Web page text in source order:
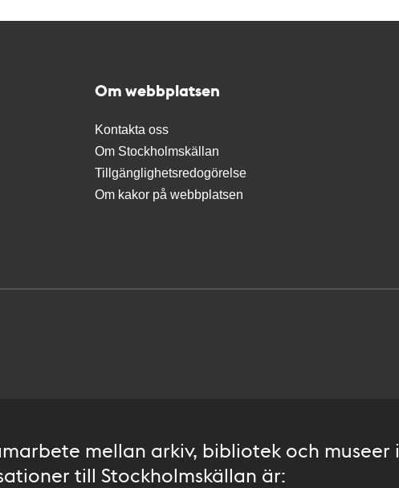
Om webbplatsen
Kontakta oss
Om Stockholmskällan
Tillgänglighetsredogörelse
Om kakor på webbplatsen
mellan arkiv, bibliotek och museer i
till Stockholmskällan är: